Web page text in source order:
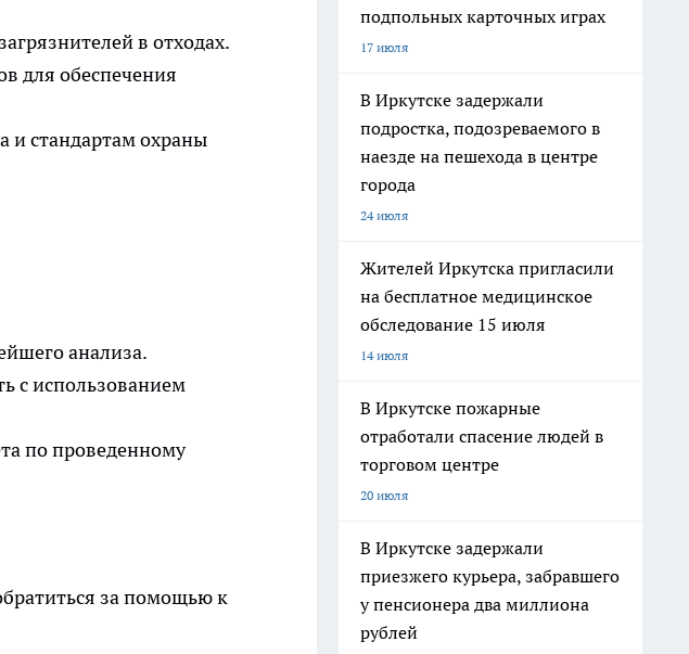
в отходах.
для обеспечения
и стандартам охраны
анализа.
с использованием
по проведенному
за помощью к
подпольных карточных играх
17 июля
В Иркутске задержали
подростка, подозреваемого в
наезде на пешехода в центре
города
24 июля
Жителей Иркутска пригласили
на бесплатное медицинское
обследование 15 июля
14 июля
В Иркутске пожарные
отработали спасение людей в
торговом центре
20 июля
В Иркутске задержали
приезжего курьера, забравшего
у пенсионера два миллиона
рублей